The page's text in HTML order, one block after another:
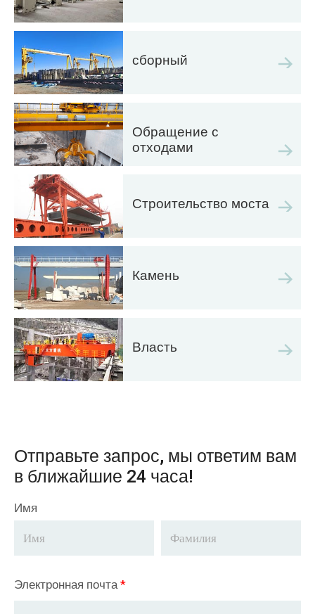
сборный
Обращение с
отходами
Строительство моста
Камень
Власть
Отправьте запрос, мы ответим вам
в ближайшие 24 часа!
Имя
Электронная почта*